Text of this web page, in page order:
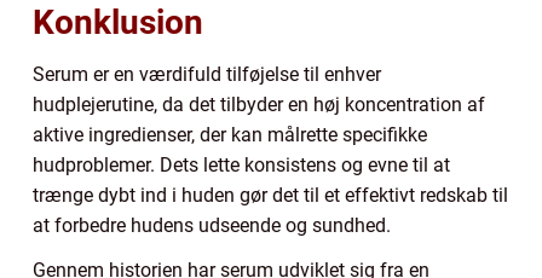
Konklusion
Serum er en værdifuld tilføjelse til enhver
hudplejerutine, da det tilbyder en høj koncentration af
aktive ingredienser, der kan målrette specifikke
hudproblemer. Dets lette konsistens og evne til at
trænge dybt ind i huden gør det til et effektivt redskab til
at forbedre hudens udseende og sundhed.
Gennem historien har serum udviklet sig fra en